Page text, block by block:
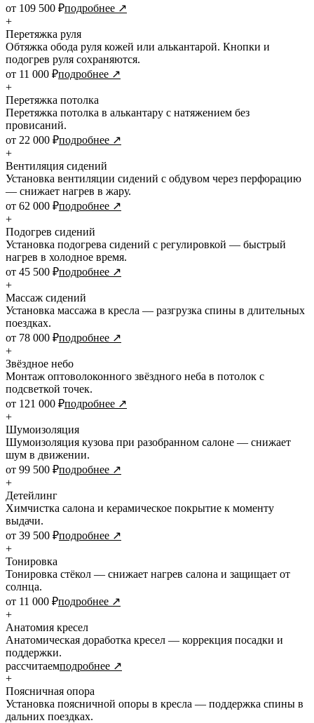
от 109 500 ₽подробнее ↗
+
Перетяжка руля
Обтяжка обода руля кожей или алькантарой. Кнопки и
подогрев руля сохраняются.
от 11 000 ₽подробнее ↗
+
Перетяжка потолка
Перетяжка потолка в алькантару с натяжением без
провисаний.
от 22 000 ₽подробнее ↗
+
Вентиляция сидений
Установка вентиляции сидений с обдувом через перфорацию
— снижает нагрев в жару.
от 62 000 ₽подробнее ↗
+
Подогрев сидений
Установка подогрева сидений с регулировкой — быстрый
нагрев в холодное время.
от 45 500 ₽подробнее ↗
+
Массаж сидений
Установка массажа в кресла — разгрузка спины в длительных
поездках.
от 78 000 ₽подробнее ↗
+
Звёздное небо
Монтаж оптоволоконного звёздного неба в потолок с
подсветкой точек.
от 121 000 ₽подробнее ↗
+
Шумоизоляция
Шумоизоляция кузова при разобранном салоне — снижает
шум в движении.
от 99 500 ₽подробнее ↗
+
Детейлинг
Химчистка салона и керамическое покрытие к моменту
выдачи.
от 39 500 ₽подробнее ↗
+
Тонировка
Тонировка стёкол — снижает нагрев салона и защищает от
солнца.
от 11 000 ₽подробнее ↗
+
Анатомия кресел
Анатомическая доработка кресел — коррекция посадки и
поддержки.
рассчитаемподробнее ↗
+
Поясничная опора
Установка поясничной опоры в кресла — поддержка спины в
дальних поездках.